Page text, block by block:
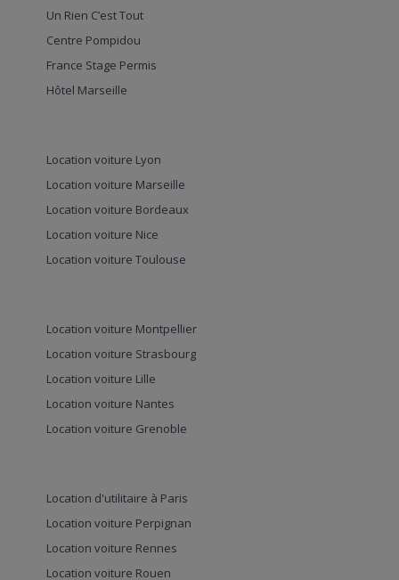
Un Rien C’est Tout
Centre Pompidou
France Stage Permis
Hôtel Marseille
Location voiture Lyon
Location voiture Marseille
Location voiture Bordeaux
Location voiture Nice
Location voiture Toulouse
Location voiture Montpellier
Location voiture Strasbourg
Location voiture Lille
Location voiture Nantes
Location voiture Grenoble
Location d'utilitaire à Paris
Location voiture Perpignan
Location voiture Rennes
Location voiture Rouen